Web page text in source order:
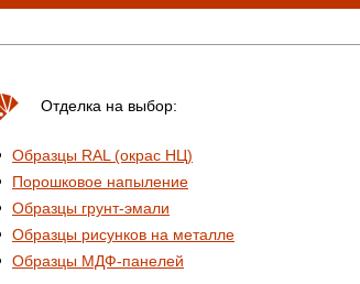
Отделка на выбор:
Образцы RAL (окрас НЦ)
Порошковое напыление
Образцы грунт-эмали
Образцы рисунков на металле
Образцы МДФ-панелей